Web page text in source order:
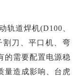
轨道焊机(D100、
刀、平口机、弯
的需要配置电源稳
量造成影响、台虎